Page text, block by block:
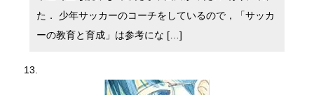
た． 少年サッカーのコーチをしているので，「サッカ
ーの教育と育成」は参考にな […]